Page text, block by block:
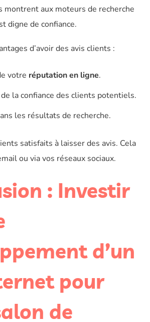
montrent aux moteurs de recherche
digne de confiance.
d’avoir des avis clients :
votre réputation en ligne.
la confiance des clients potentiels.
les résultats de recherche.
satisfaits à laisser des avis. Cela
ou via vos réseaux sociaux.
: Investir
d’un
pour
de